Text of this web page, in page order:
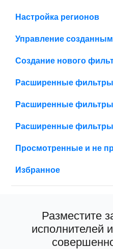
Настройка регионов
Управление
Создание нового
Расширенные
Расширенные
Расширенные фильтры
Просмотренные и не
Избранное
Разместите
исполнителей